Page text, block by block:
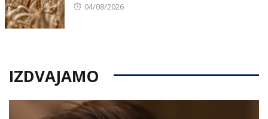
Posted
04/08/2026
IZDVAJAMO